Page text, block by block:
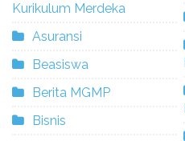
Kurikulum Merdeka
Asuransi
Beasiswa
Berita MGMP
Bisnis